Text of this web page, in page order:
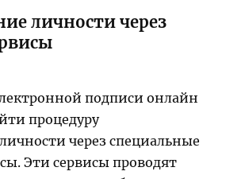
личности через
подписи онлайн
процедуру
через специальные
Эти сервисы проводят